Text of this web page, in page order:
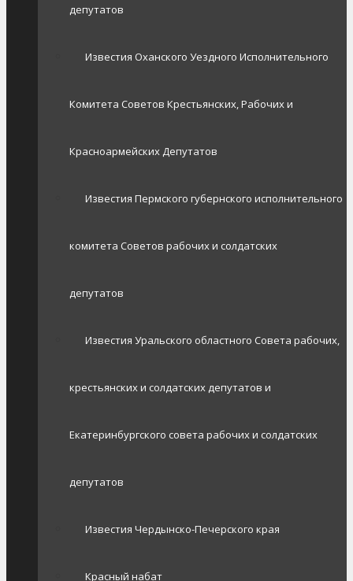
депутатов
Известия Оханского Уездного Исполнительного
Комитета Советов Крестьянских, Рабочих и
Красноармейских Депутатов
Известия Пермского губернского исполнительного
комитета Советов рабочих и солдатских
депутатов
Известия Уральского областного Совета рабочих,
крестьянских и солдатских депутатов и
Екатеринбургского совета рабочих и солдатских
депутатов
Известия Чердынско-Печерского края
Красный набат